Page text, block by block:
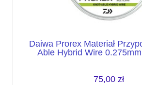
Daiwa Prorex Materiał
Able Hybrid Wire
75,00 zł